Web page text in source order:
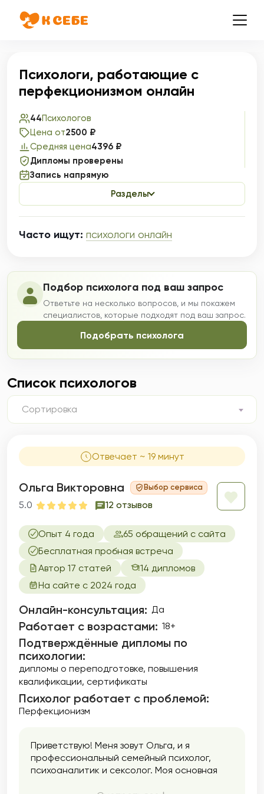
Психологи, работающие с
перфекционизмом онлайн
44Психологов
Цена от2500 ₽
Средняя цена4396 ₽
Дипломы проверены
Запись напрямую
Разделы
Часто ищут: психологи онлайн
Подбор психолога под ваш запрос
Ответьте на несколько вопросов, и мы покажем
специалистов, которые подходят под ваш запрос.
Подобрать психолога
Список психологов
Сортировка
Отвечает ~ 19 минут
Ольга Викторовна Выбор сервиса
5.0 12 отзывов
Опыт 4 года
65 обращений с сайта
Бесплатная пробная встреча
Автор 17 статей
14 дипломов
На сайте с 2024 года
Онлайн-консультация: Да
Работает с возрастами: 18+
Подтверждённые дипломы по
психологии:
дипломы о переподготовке повышения
квалификации сертификаты
Психолог работает с проблемой:
Перфекционизм
Приветствую! Меня зовут Ольга, и я
профессиональный семейный психолог,
психоаналитик и сексолог. Моя основная